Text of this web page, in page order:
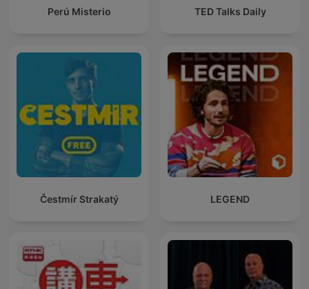
Perú Misterio TED Talks Daily
Čestmír Strakatý LEGEND